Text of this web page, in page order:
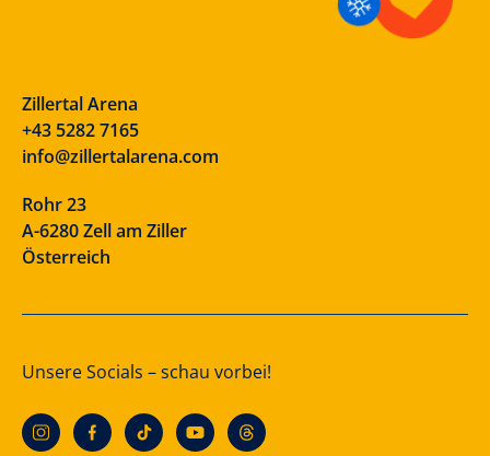
Zillertal Arena
+43 5282 7165
info@zillertalarena.com
Rohr 23
A-6280 Zell am Ziller
Österreich
Unsere Socials – schau vorbei!